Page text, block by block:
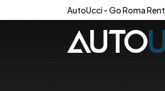
AutoUcci - Go Roma Rent